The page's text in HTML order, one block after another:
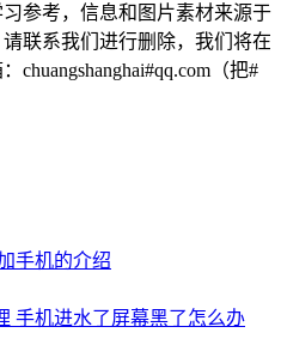
参考，信息和图片素材来源于
联系我们进行删除，我们将在
chuangshanghai#qq.com（把#
手机的介绍
手机进水了屏幕黑了怎么办